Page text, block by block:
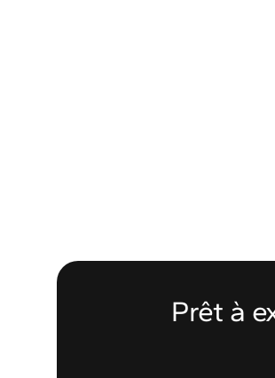
Prêt à